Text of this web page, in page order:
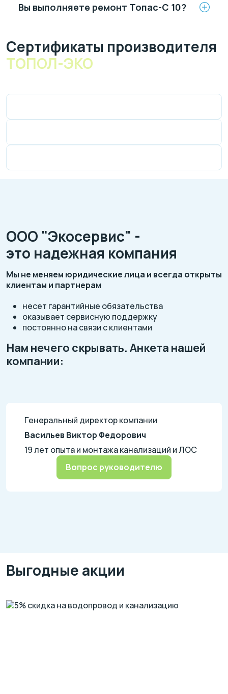
Вы выполняете ремонт Топас-С 10?
Cертификаты производителя
ТОПОЛ-ЭКО
ООО "Экосервис" -
это надежная компания
Мы не меняем юридические лица и всегда открыты
клиентам и партнерам
несет гарантийные обязательства
оказывает сервисную поддержку
постоянно на связи с клиентами
Нам нечего скрывать. Анкета нашей
компании:
Генеральный директор компании
Васильев Виктор Федорович
19 лет опыта и монтажа канализаций и ЛОС
Вопрос руководителю
Выгодные акции